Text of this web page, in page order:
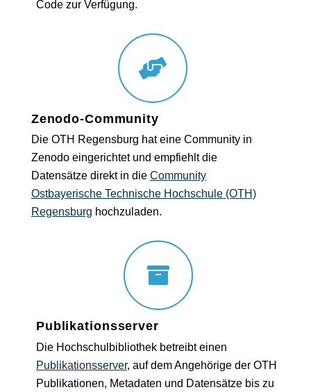
Code zur Verfügung.
Zenodo-Community
Die OTH Regensburg hat eine Community in
Zenodo eingerichtet und empfiehlt die
Datensätze direkt in die Community
Ostbayerische Technische Hochschule (OTH)
Regensburg hochzuladen.
Publikationsserver
Die Hochschulbibliothek betreibt einen
Publikationsserver, auf dem Angehörige der OTH
Publikationen, Metadaten und Datensätze bis zu